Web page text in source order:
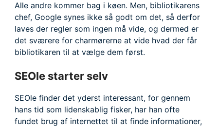
Alle andre kommer bag i køen. Men, bibliotikarens
chef, Google synes ikke så godt om det, så derfor
laves der regler som ingen må vide, og dermed er
det sværere for charmørerne at vide hvad der får
bibliotikaren til at vælge dem først.
SEOle starter selv
SEOle finder det yderst interessant, for gennem
hans tid som lidenskablig fisker, har han ofte
fundet brug af internettet til at finde informationer,